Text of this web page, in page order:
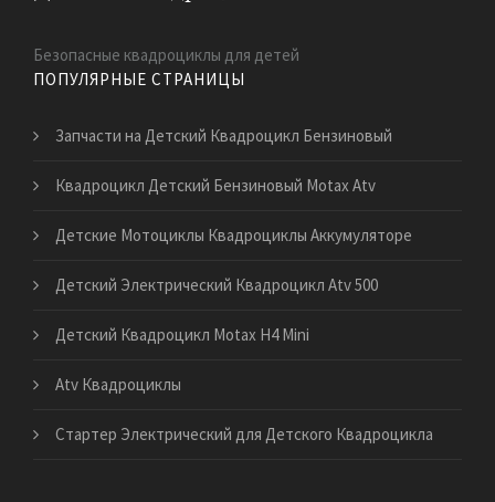
Безопасные квадроциклы для детей
ПОПУЛЯРНЫЕ СТРАНИЦЫ
Запчасти на Детский Квадроцикл Бензиновый
Квадроцикл Детский Бензиновый Motax Atv
Детские Мотоциклы Квадроциклы Аккумуляторе
Детский Электрический Квадроцикл Atv 500
Детский Квадроцикл Motax H4 Mini
Atv Квадроциклы
Стартер Электрический для Детского Квадроцикла